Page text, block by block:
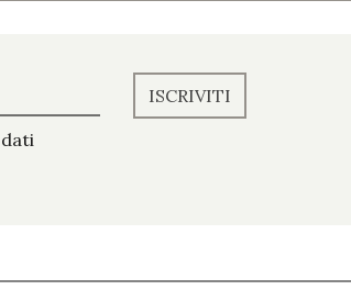
ISCRIVITI